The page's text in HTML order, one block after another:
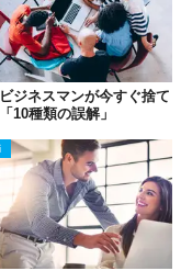
は
ない
ジネスマンが今すぐ捨て
10種類の誤解」